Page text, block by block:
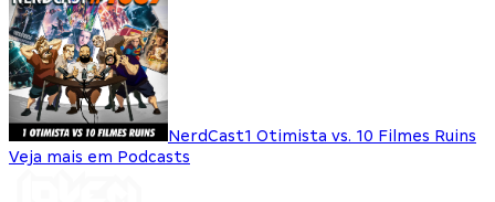
NerdCast1 Otimista vs. 10 Filmes Ruins
Veja mais em Podcasts